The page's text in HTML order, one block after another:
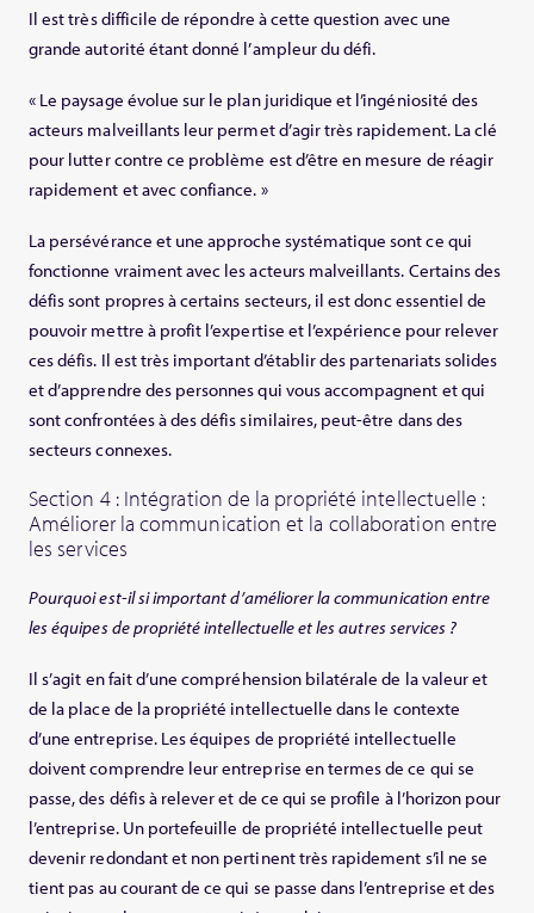
Il est très difficile de répondre à cette question avec une
grande autorité étant donné l’ampleur du défi.
« Le paysage évolue sur le plan juridique et l’ingéniosité des
acteurs malveillants leur permet d’agir très rapidement. La clé
pour lutter contre ce problème est d’être en mesure de réagir
rapidement et avec confiance. »
La persévérance et une approche systématique sont ce qui
fonctionne vraiment avec les acteurs malveillants. Certains des
défis sont propres à certains secteurs, il est donc essentiel de
pouvoir mettre à profit l’expertise et l’expérience pour relever
ces défis. Il est très important d’établir des partenariats solides
et d’apprendre des personnes qui vous accompagnent et qui
sont confrontées à des défis similaires, peut-être dans des
secteurs connexes.
Section 4 : Intégration de la propriété intellectuelle :
Améliorer la communication et la collaboration entre
les services
Pourquoi est-il si important d’améliorer la communication entre
les équipes de propriété intellectuelle et les autres services ?
Il s’agit en fait d’une compréhension bilatérale de la valeur et
de la place de la propriété intellectuelle dans le contexte
d’une entreprise. Les équipes de propriété intellectuelle
doivent comprendre leur entreprise en termes de ce qui se
passe, des défis à relever et de ce qui se profile à l’horizon pour
l’entreprise. Un portefeuille de propriété intellectuelle peut
devenir redondant et non pertinent très rapidement s’il ne se
tient pas au courant de ce qui se passe dans l’entreprise et des